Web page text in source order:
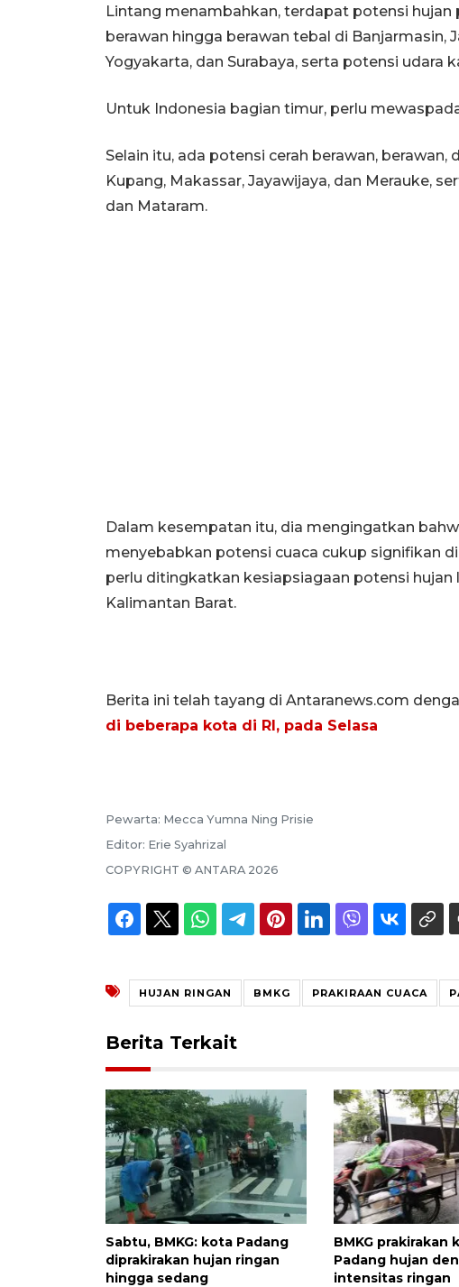
Lintang menambahkan, terdapat potensi hujan
berawan hingga berawan tebal di Banjarmasin,
Yogyakarta, dan Surabaya, serta potensi udara
Untuk Indonesia bagian timur, perlu
Selain itu, ada potensi cerah berawan,
Kupang, Makassar, Jayawijaya, dan Merauke,
dan Mataram.
Dalam kesempatan itu, dia mengingatkan
menyebabkan potensi cuaca cukup signifikan
perlu ditingkatkan kesiapsiagaan potensi
Kalimantan Barat.
Berita ini telah tayang di Antaranews.com
di beberapa kota di RI, pada Selasa
Pewarta: Mecca Yumna Ning Prisie
Editor: Erie Syahrizal
COPYRIGHT © ANTARA 2026
HUJAN RINGAN BMKG PRAKIRAAN CUACA
Berita Terkait
Sabtu, BMKG: kota Padang
diprakirakan hujan ringan
hingga sedang
BMKG prakirakan
Padang hujan
intensitas ringan